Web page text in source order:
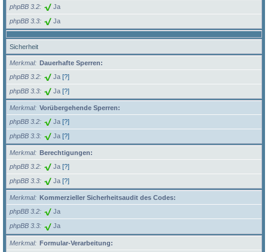
phpBB 3.2
Ja
phpBB 3.3 Ja
Sicherheit
Merkmal
Dauerhafte Sperren:
phpBB 3.2
Ja [?]
phpBB 3.3 Ja [?]
Merkmal
Vorübergehende Sperren:
phpBB 3.2
Ja [?]
phpBB 3.3 Ja [?]
Merkmal
Berechtigungen:
phpBB 3.2
Ja [?]
phpBB 3.3 Ja [?]
Merkmal
Kommerzieller Sicherheitsaudit des Codes:
phpBB 3.2
Ja
phpBB 3.3 Ja
Merkmal
Formular-Verarbeitung: